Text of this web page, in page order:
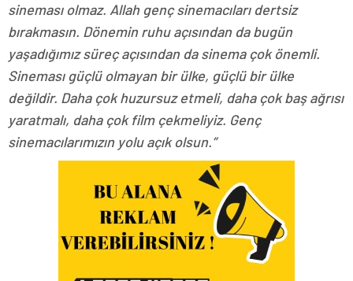
sineması olmaz. Allah genç sinemacıları dertsiz
bırakmasın. Dönemin ruhu açısından da bugün
yaşadığımız süreç açısından da sinema çok önemli.
Sineması güçlü olmayan bir ülke, güçlü bir ülke
değildir. Daha çok huzursuz etmeli, daha çok baş ağrısı
yaratmalı, daha çok film çekmeliyiz. Genç
sinemacılarımızın yolu açık olsun.”